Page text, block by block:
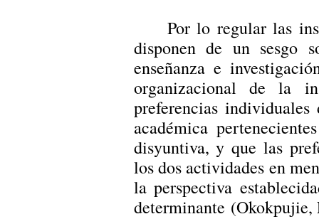
Por lo regular las
disponen de un sesgo
enseñanza e
organizacional de la
preferencias
académica
disyuntiva, y que las
los dos actividades en
la perspectiva
determinante (Okokpujie,